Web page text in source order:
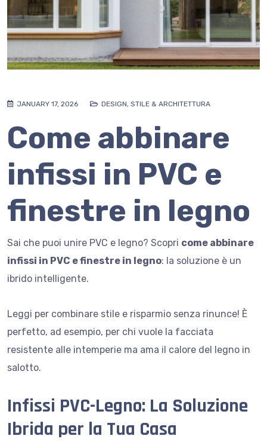
JANUARY 17, 2026 DESIGN, STILE & ARCHITETTURA
Come abbinare
infissi in PVC e
finestre in legno
Sai che puoi unire PVC e legno? Scopri come abbinare
infissi in PVC e finestre in legno: la soluzione è un
ibrido intelligente.
Leggi per combinare stile e risparmio senza rinunce! È
perfetto, ad esempio, per chi vuole la facciata
resistente alle intemperie ma ama il calore del legno in
salotto.
Infissi PVC-Legno: La Soluzione
Ibrida per la Tua Casa